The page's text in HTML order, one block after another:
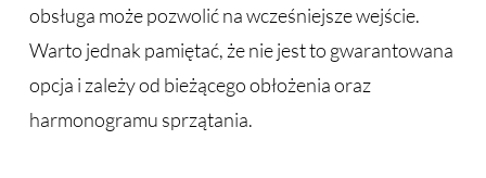
obsługa może pozwolić na wcześniejsze wejście.
Warto jednak pamiętać, że nie jest to gwarantowana
opcja i zależy od bieżącego obłożenia oraz
harmonogramu sprzątania.